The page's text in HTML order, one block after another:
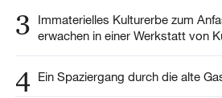
3
Immaterielles Kulturerbe zum
erwachen in einer Werkstatt von
4 Ein Spaziergang durch die alte